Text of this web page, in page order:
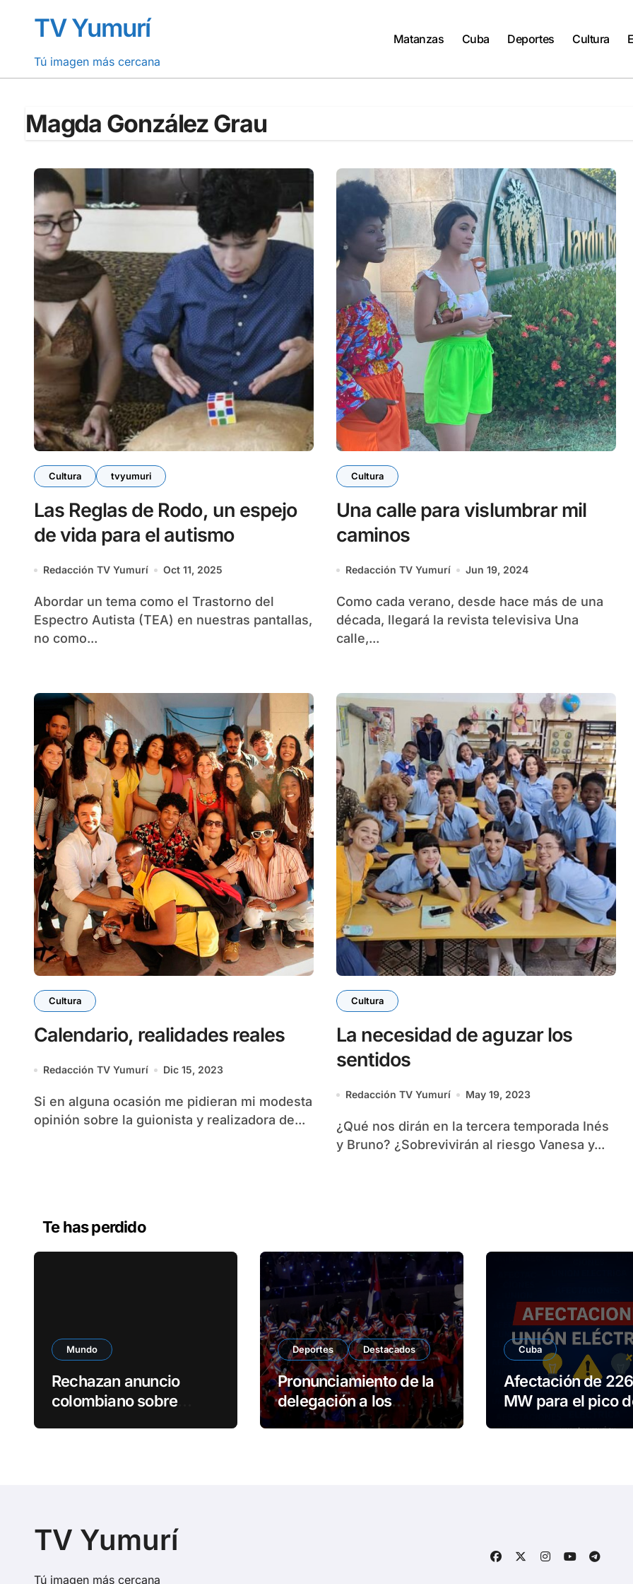
contenidoTV Yumurí
Tú imagen más cercana
Matanzas Cuba Deportes Cultura
Magda González Grau
Cultura tvyumuri
Las Reglas de Rodo, un espejo
de vida para el autismo
Redacción TV Yumurí Oct 11, 2025
Abordar un tema como el Trastorno del
Espectro Autista (TEA) en nuestras pantallas,
no como...
Cultura
Una calle para vislumbrar mil
caminos
Redacción TV Yumurí Jun 19, 2024
Como cada verano, desde hace más de una
década, llegará la revista televisiva Una
calle,...
Cultura
Calendario, realidades reales
Redacción TV Yumurí Dic 15, 2023
Si en alguna ocasión me pidieran mi modesta
opinión sobre la guionista y realizadora de...
Cultura
La necesidad de aguzar los
sentidos
Redacción TV Yumurí May 19, 2023
¿Qué nos dirán en la tercera temporada Inés
y Bruno? ¿Sobrevivirán al riesgo Vanesa y...
Te has perdido
Mundo
Rechazan anuncio
colombiano sobre
Deportes Destacados
Pronunciamiento de la
delegación a los
Juegos
Cuba
Afectación de
MW para el pico
TV Yumurí
Tú imagen más cercana